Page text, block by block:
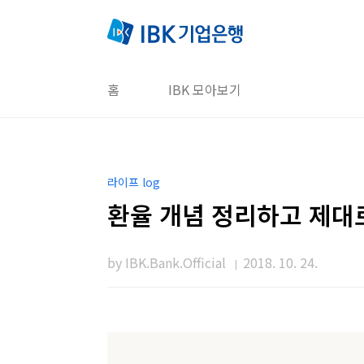
홈 IBK 모아보기
라이프 log
환율 개념 정리하고 제
by IBK.Bank.Official 2018. 10. 24.